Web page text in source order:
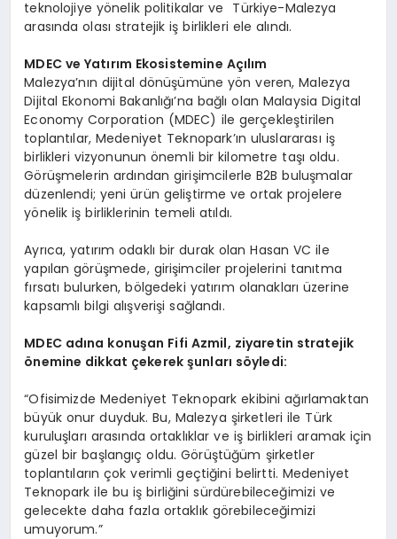
teknolojiye yönelik politikalar ve Türkiye-Malezya
arasında olası stratejik iş birlikleri ele alındı.
MDEC ve Yatırım Ekosistemine Açılım
Malezya’nın dijital dönüşümüne yön veren, Malezya
Dijital Ekonomi Bakanlığı’na bağlı olan Malaysia Digital
Economy Corporation (MDEC) ile gerçekleştirilen
toplantılar, Medeniyet Teknopark’ın uluslararası iş
birlikleri vizyonunun önemli bir kilometre taşı oldu.
Görüşmelerin ardından girişimcilerle B2B buluşmalar
düzenlendi; yeni ürün geliştirme ve ortak projelere
yönelik iş birliklerinin temeli atıldı.
Ayrıca, yatırım odaklı bir durak olan Hasan VC ile
yapılan görüşmede, girişimciler projelerini tanıtma
fırsatı bulurken, bölgedeki yatırım olanakları üzerine
kapsamlı bilgi alışverişi sağlandı.
MDEC adına konuşan Fifi Azmil, ziyaretin stratejik
önemine dikkat çekerek şunları söyledi:
“Ofisimizde Medeniyet Teknopark ekibini ağırlamaktan
büyük onur duyduk. Bu, Malezya şirketleri ile Türk
kuruluşları arasında ortaklıklar ve iş birlikleri aramak için
güzel bir başlangıç oldu. Görüştüğüm şirketler
toplantıların çok verimli geçtiğini belirtti. Medeniyet
Teknopark ile bu iş birliğini sürdürebileceğimizi ve
gelecekte daha fazla ortaklık görebileceğimizi
umuyorum.”